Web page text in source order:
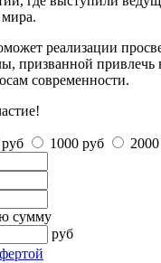
реализации
призванной
современности.
1000 руб
сумму
руб